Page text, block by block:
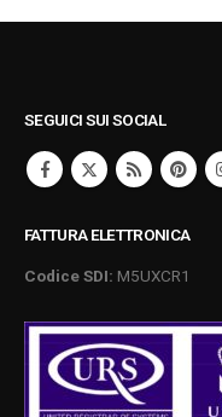
SEGUICI SUI SOCIAL
FATTURA ELETTRONICA
Codice SDI: M5UXCR1